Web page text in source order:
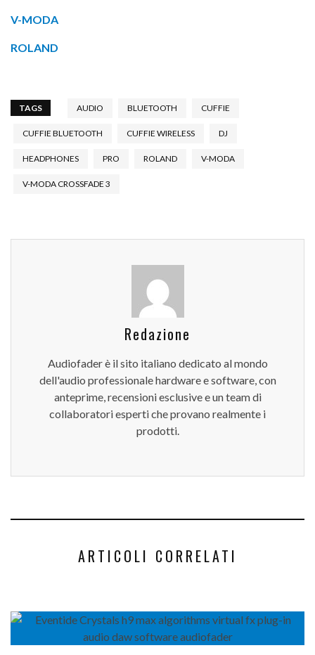
V-MODA
ROLAND
TAGS AUDIO BLUETOOTH CUFFIE
CUFFIE BLUETOOTH CUFFIE WIRELESS DJ
HEADPHONES PRO ROLAND V-MODA
V-MODA CROSSFADE 3
Redazione
Audiofader è il sito italiano dedicato al mondo
dell'audio professionale hardware e software, con
anteprime, recensioni esclusive e un team di
collaboratori esperti che provano realmente i
prodotti.
ARTICOLI CORRELATI